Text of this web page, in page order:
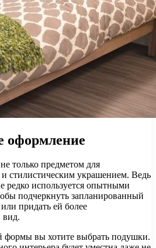
оформление
только предметом для
стилистическим украшением. Ведь
редко используется опытными
подчеркнуть запланированный
придать ей более
вид.
формы вы хотите выбрать подушки.